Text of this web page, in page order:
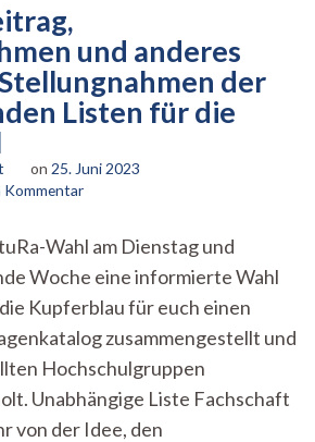
und anderes
der
Listen für die
on 25. Juni 2023
Kommentarzu
und
anderes
Aktuelles
–
Stellungnahmen
der
kandidierenden
Listen
für
Wahl am Dienstag und
Woche eine informierte Wahl
Kupferblau für euch einen
zusammengestellt und
Hochschulgruppen
Unabhängige Liste Fachschaft
von der Idee, den